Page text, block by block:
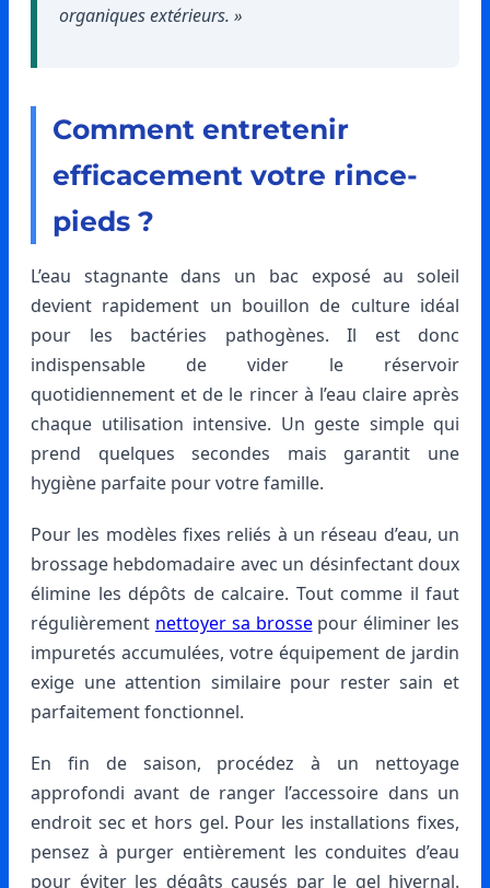
organiques extérieurs. »
Comment entretenir
efficacement votre rince-
pieds ?
L’eau stagnante dans un bac exposé au soleil
devient rapidement un bouillon de culture idéal
pour les bactéries pathogènes. Il est donc
indispensable de vider le réservoir
quotidiennement et de le rincer à l’eau claire après
chaque utilisation intensive. Un geste simple qui
prend quelques secondes mais garantit une
hygiène parfaite pour votre famille.
Pour les modèles fixes reliés à un réseau d’eau, un
brossage hebdomadaire avec un désinfectant doux
élimine les dépôts de calcaire. Tout comme il faut
régulièrement nettoyer sa brossepour éliminer les
impuretés accumulées, votre équipement de jardin
exige une attention similaire pour rester sain et
parfaitement fonctionnel.
En fin de saison, procédez à un nettoyage
approfondi avant de ranger l’accessoire dans un
endroit sec et hors gel. Pour les installations fixes,
pensez à purger entièrement les conduites d’eau
pour éviter les dégâts causés par le gel hivernal.